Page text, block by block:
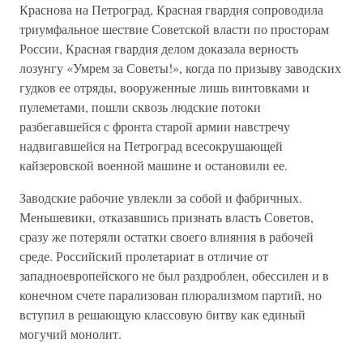
Краснова на Петроград, Красная гвардия сопроводила
триумфальное шествие Советской власти по просторам
России, Красная гвардия делом доказала верность
лозунгу «Умрем за Советы!», когда по призыву заводских
гудков ее отряды, вооруженные лишь винтовками и
пулеметами, пошли сквозь людские потоки
разбегавшейся с фронта старой армии навстречу
надвигавшейся на Петроград всесокрушающей
кайзеровской военной машине и остановили ее.
Заводские рабочие увлекли за собой и фабричных.
Меньшевики, отказавшись признать власть Советов,
сразу же потеряли остатки своего влияния в рабочей
среде. Российский пролетариат в отличие от
западноевропейского не был раздроблен, обессилен и в
конечном счете парализован плюрализмом партий, но
вступил в решающую классовую битву как единый
могучий монолит.